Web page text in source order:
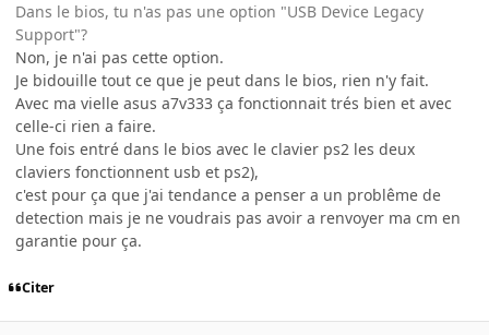
Dans le bios, tu n'as pas une option "USB Device Legacy
Support"?
Non, je n'ai pas cette option.
Je bidouille tout ce que je peut dans le bios, rien n'y fait.
Avec ma vielle asus a7v333 ça fonctionnait trés bien et avec
celle-ci rien a faire.
Une fois entré dans le bios avec le clavier ps2 les deux
claviers fonctionnent usb et ps2),
c'est pour ça que j'ai tendance a penser a un problême de
detection mais je ne voudrais pas avoir a renvoyer ma cm en
garantie pour ça.
Citer